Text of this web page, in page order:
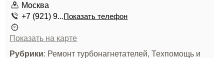
Москва
+7 (921) 9...Показать телефон
Показать на карте
Рубрики: Ремонт турбонагнетателей, Техпомощь и